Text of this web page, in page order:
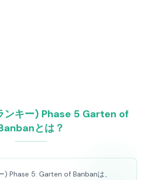
ンキー) Phase 5 Garten of
とは？
) Phase 5: Garten of Banbanは、